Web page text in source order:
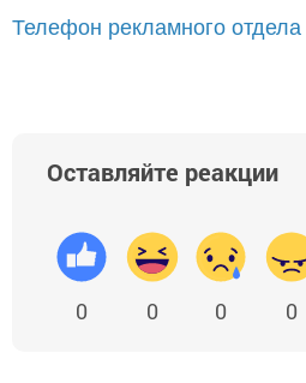
Телефон рекламного отдела
Оставляйте реакции
0 0 0 0